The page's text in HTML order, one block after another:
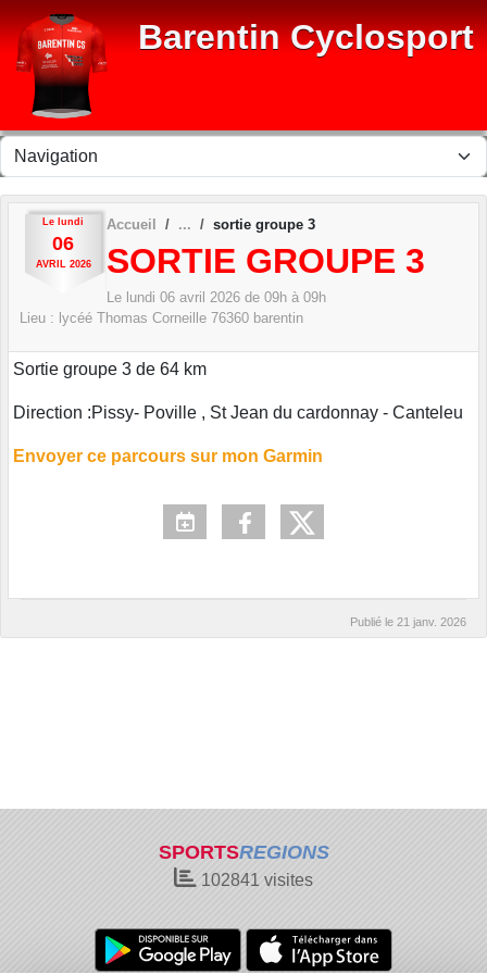
Barentin Cyclosport
Le lundi
06
AVRIL 2026
Accueil sortie groupe 3
SORTIE GROUPE 3
Le lundi 06 avril 2026 de 09h à 09h
Lieu : lycéé Thomas Corneille 76360 barentin
Sortie groupe 3 de 64 km
Direction :Pissy- Poville , St Jean du cardonnay - Canteleu
Envoyer ce parcours sur mon Garmin
Publié le 21 janv. 2026
SPORTSREGIONS
102841 visites
Panneau de gestion des cookies